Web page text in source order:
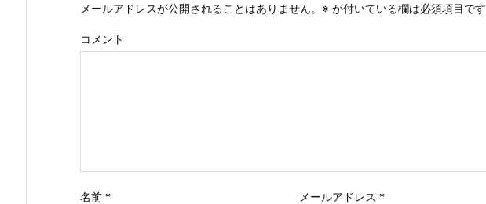
メールアドレスが公開されることはありません。 ※ が付いている欄は必須項目です
コメント
名前 * メールアドレス *